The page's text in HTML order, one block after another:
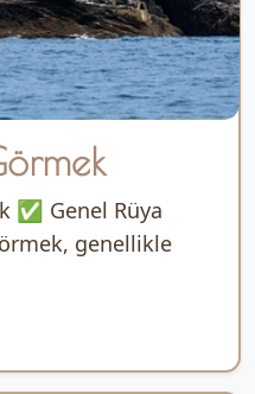
✅ Genel Rüya
genellikle